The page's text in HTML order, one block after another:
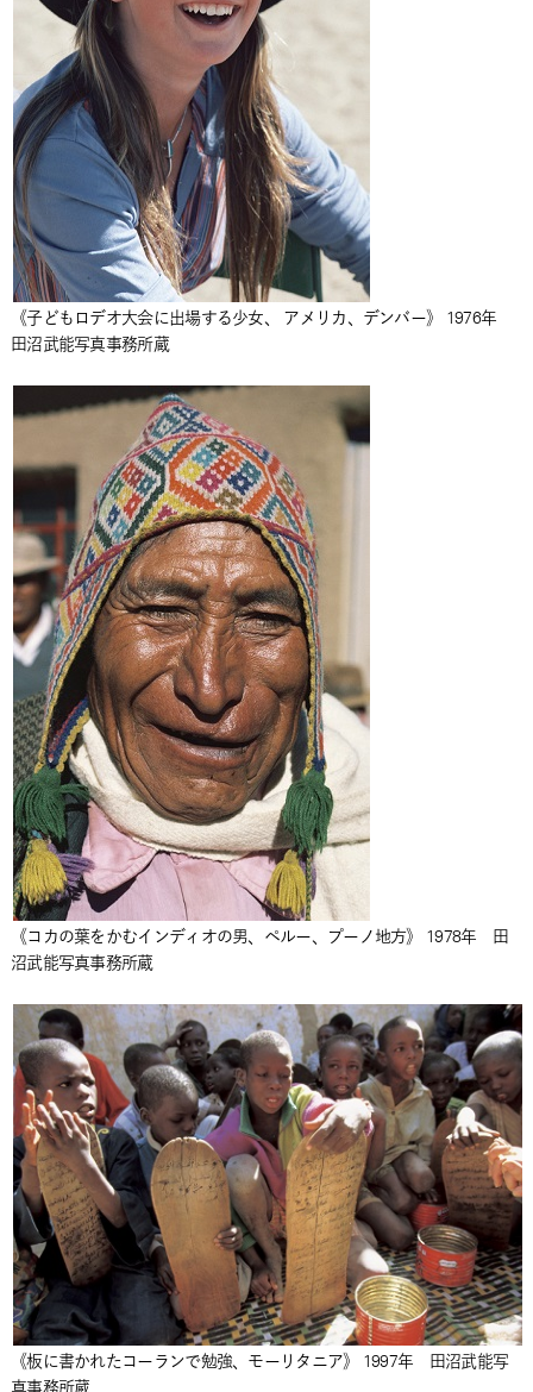
《子どもロデオ大会に出場する少女、 アメリカ、デンバー》 1976年
田沼武能写真事務所蔵
《コカの葉をかむインディオの男、ペルー、プーノ地方》 1978年 田
沼武能写真事務所蔵
《板に書かれたコーランで勉強、モーリタニア》 1997年 田沼武能写
真事務所蔵